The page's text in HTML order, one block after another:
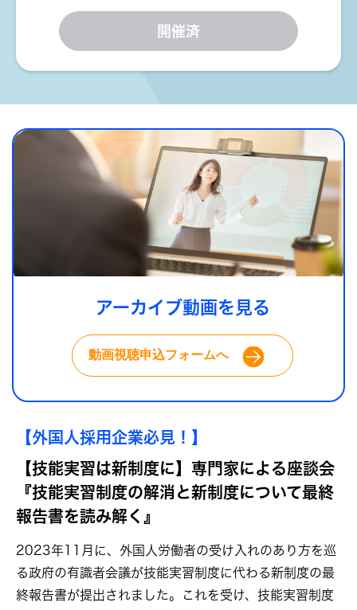
開催済
アーカイブ動画を見る
動画視聴申込フォームへ
【外国人採用企業必見！】
【技能実習は新制度に】専門家による座談会
『技能実習制度の解消と新制度について最終
報告書を読み解く』
2023年11月に、外国人労働者の受け入れのあり方を巡
る政府の有識者会議が技能実習制度に代わる新制度の最
終報告書が提出されました。これを受け、技能実習制度